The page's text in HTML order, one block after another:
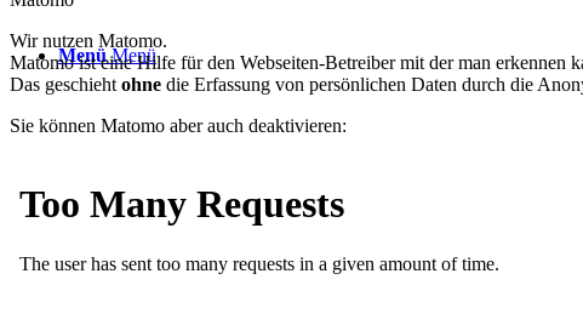
Menü Menü
Wir nutzen Matomo.
Matomo ist eine Hilfe für den Webseiten-Betreiber mit der man erkennen
Das geschieht ohne die Erfassung von persönlichen Daten durch die
Sie können Matomo aber auch deaktivieren: